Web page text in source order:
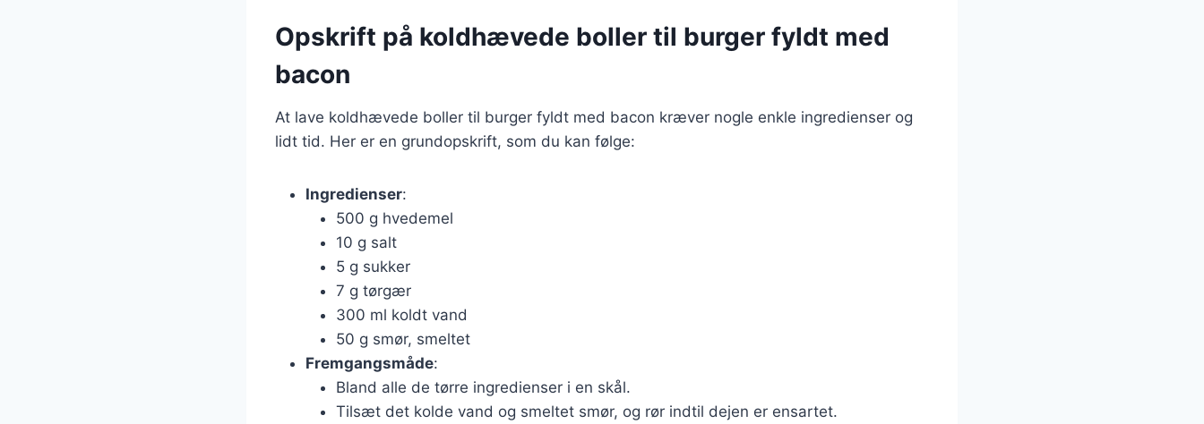
Opskrift på koldhævede boller til burger fyldt med
bacon
At lave koldhævede boller til burger fyldt med bacon kræver nogle enkle ingredienser og
lidt tid. Her er en grundopskrift, som du kan følge:
Ingredienser:
500 g hvedemel
10 g salt
5 g sukker
7 g tørgær
300 ml koldt vand
50 g smør, smeltet
Fremgangsmåde:
Bland alle de tørre ingredienser i en skål.
Tilsæt det kolde vand og smeltet smør, og rør indtil dejen er ensartet.